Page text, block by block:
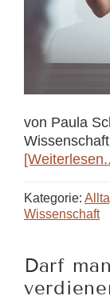
von Paula
Kategorie:
Wissenschaft
Darf